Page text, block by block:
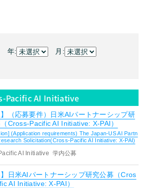
] 年: 月:
Pacific AI Initiative
】（応募要件）日米AIパートナーシップ研
Cross-Pacific AI Initiative: X-PAI）
(Application requirements) The Japan-US AI Partn
Solicitation(Cross-Pacific AI Initiative: X-PAI)
AI Initiative 学内公募
】日米AIパートナーシップ研究公募（Cros
AI Initiative: X-PAI）